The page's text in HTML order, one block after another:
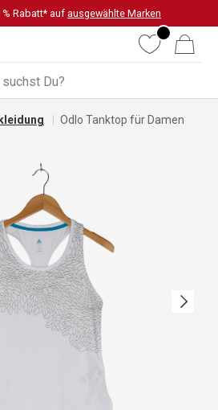
% Rabatt* auf ausgewählte Marken
WunschlisteWarenkorb
Odlo Tanktop für Damen
Nächste